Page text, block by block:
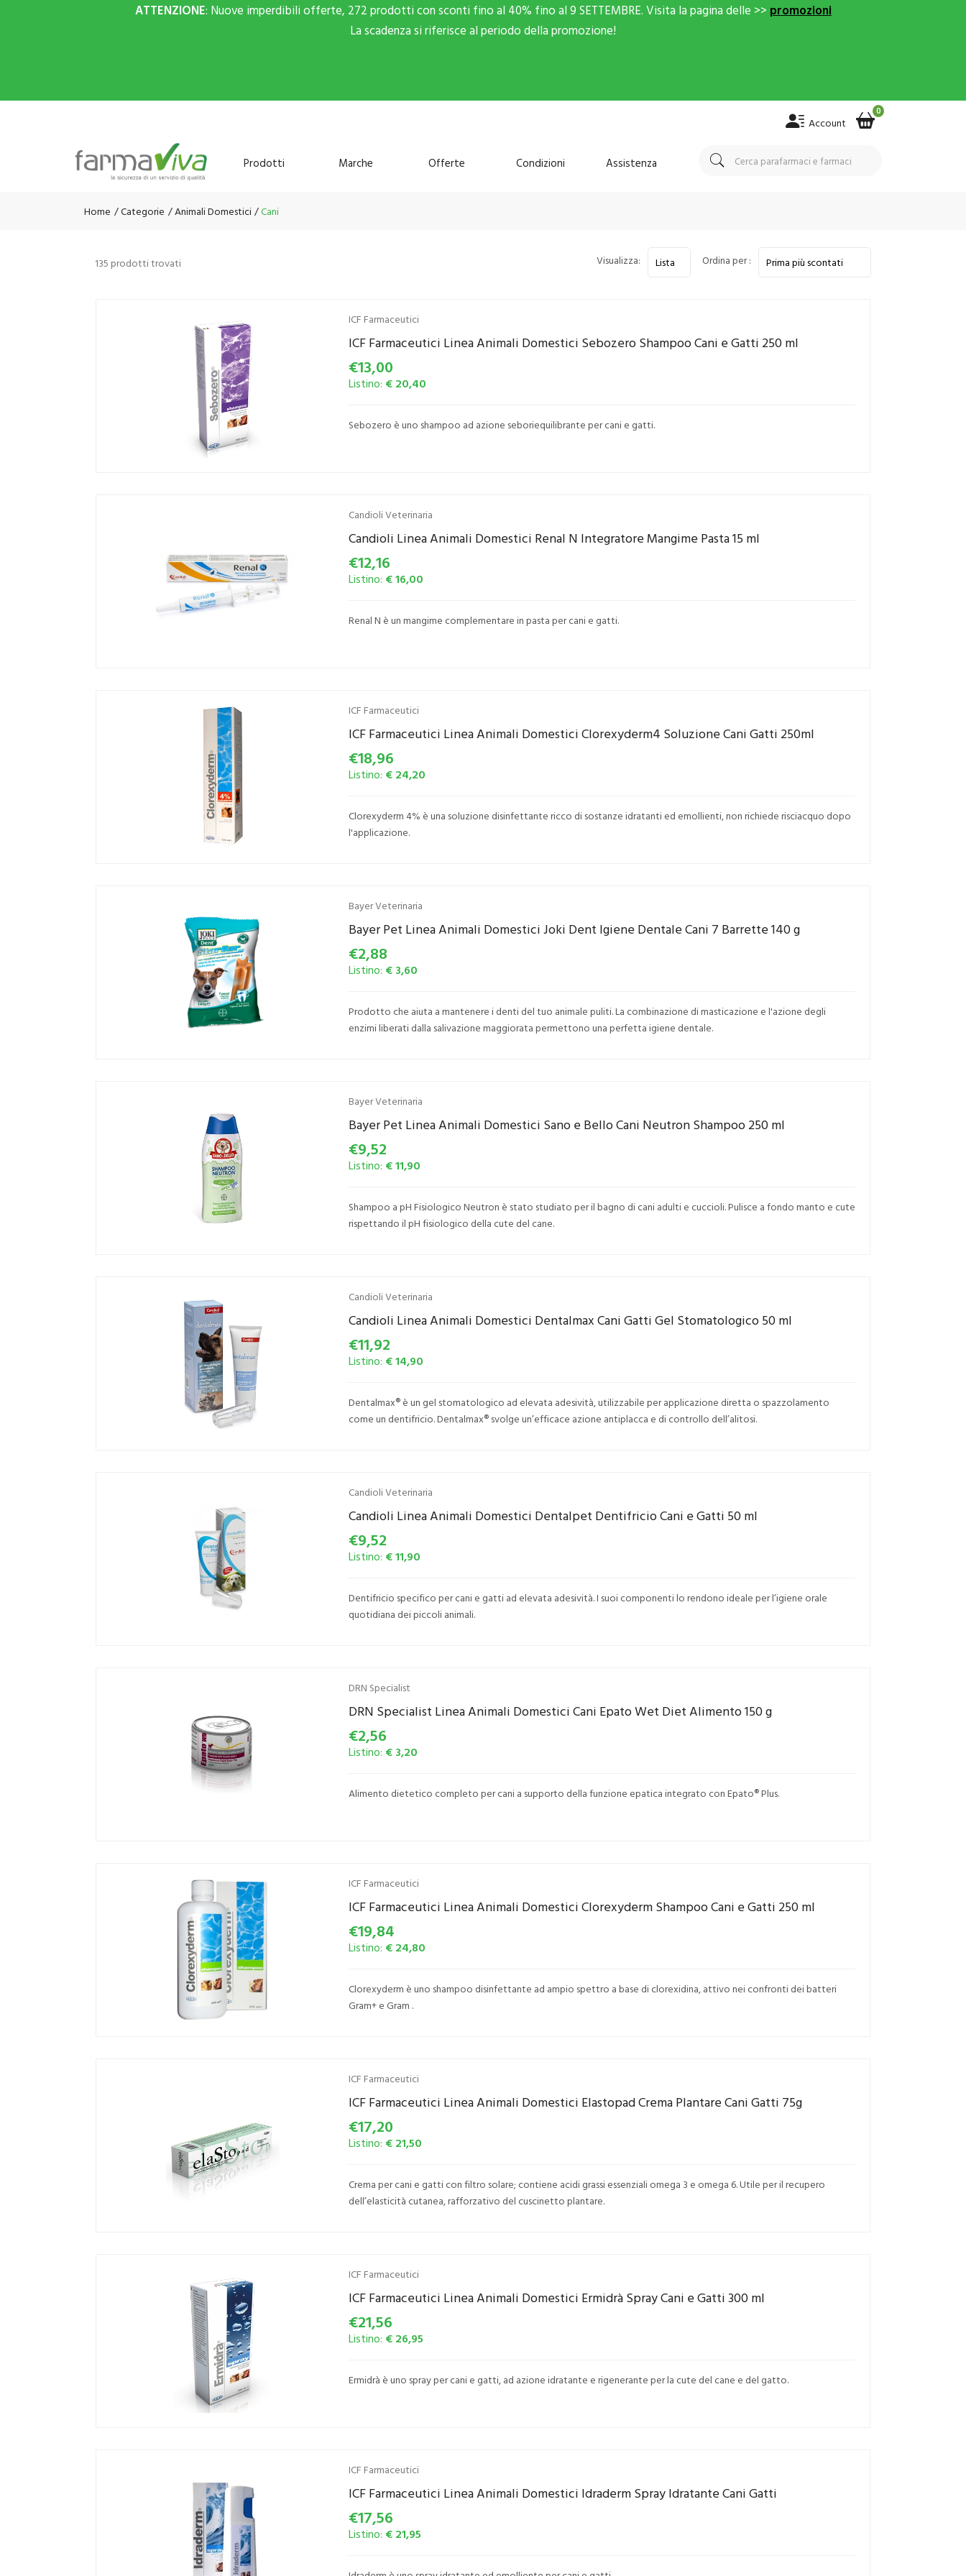
ATTENZIONE: Nuove imperdibili offerte, 272 prodotti con sconti fino al 40% fino al 9 SETTEMBRE. Visita la pagina delle >> promozioni
La scadenza si riferisce al periodo della promozione!
Account
0
Prodotti Marche Offerte Condizioni Assistenza
Home Categorie Animali Domestici Cani
135 prodotti trovati Visualizza: Ordina per :
ICF Farmaceutici
ICF Farmaceutici Linea Animali Domestici Sebozero Shampoo Cani e Gatti 250 ml
€13,00
Listino: € 20,40
Sebozero è uno shampoo ad azione seboriequilibrante per cani e gatti.
Candioli Veterinaria
Candioli Linea Animali Domestici Renal N Integratore Mangime Pasta 15 ml
€12,16
Listino: € 16,00
Renal N è un mangime complementare in pasta per cani e gatti.
ICF Farmaceutici
ICF Farmaceutici Linea Animali Domestici Clorexyderm4 Soluzione Cani Gatti 250ml
€18,96
Listino: € 24,20
Clorexyderm 4% è una soluzione disinfettante ricco di sostanze idratanti ed emollienti, non richiede risciacquo dopo
l'applicazione.
Bayer Veterinaria
Bayer Pet Linea Animali Domestici Joki Dent Igiene Dentale Cani 7 Barrette 140 g
€2,88
Listino: € 3,60
Prodotto che aiuta a mantenere i denti del tuo animale puliti. La combinazione di masticazione e l'azione degli
enzimi liberati dalla salivazione maggiorata permettono una perfetta igiene dentale.
Bayer Veterinaria
Bayer Pet Linea Animali Domestici Sano e Bello Cani Neutron Shampoo 250 ml
€9,52
Listino: € 11,90
Shampoo a pH Fisiologico Neutron è stato studiato per il bagno di cani adulti e cuccioli. Pulisce a fondo manto e cute
rispettando il pH fisiologico della cute del cane.
Candioli Veterinaria
Candioli Linea Animali Domestici Dentalmax Cani Gatti Gel Stomatologico 50 ml
€11,92
Listino: € 14,90
Dentalmax® è un gel stomatologico ad elevata adesività, utilizzabile per applicazione diretta o spazzolamento
come un dentifricio. Dentalmax® svolge un’efficace azione antiplacca e di controllo dell’alitosi.
Candioli Veterinaria
Candioli Linea Animali Domestici Dentalpet Dentifricio Cani e Gatti 50 ml
€9,52
Listino: € 11,90
Dentifricio specifico per cani e gatti ad elevata adesività. I suoi componenti lo rendono ideale per l’igiene orale
quotidiana dei piccoli animali.
DRN Specialist
DRN Specialist Linea Animali Domestici Cani Epato Wet Diet Alimento 150 g
€2,56
Listino: € 3,20
Alimento dietetico completo per cani a supporto della funzione epatica integrato con Epato® Plus.
ICF Farmaceutici
ICF Farmaceutici Linea Animali Domestici Clorexyderm Shampoo Cani e Gatti 250 ml
€19,84
Listino: € 24,80
Clorexyderm è uno shampoo disinfettante ad ampio spettro a base di clorexidina, attivo nei confronti dei batteri
Gram+ e Gram .
ICF Farmaceutici
ICF Farmaceutici Linea Animali Domestici Elastopad Crema Plantare Cani Gatti 75g
€17,20
Listino: € 21,50
Crema per cani e gatti con filtro solare; contiene acidi grassi essenziali omega 3 e omega 6. Utile per il recupero
dell’elasticità cutanea, rafforzativo del cuscinetto plantare.
ICF Farmaceutici
ICF Farmaceutici Linea Animali Domestici Ermidrà Spray Cani e Gatti 300 ml
€21,56
Listino: € 26,95
Ermidrà è uno spray per cani e gatti, ad azione idratante e rigenerante per la cute del cane e del gatto.
ICF Farmaceutici
ICF Farmaceutici Linea Animali Domestici Idraderm Spray Idratante Cani Gatti
€17,56
Listino: € 21,95